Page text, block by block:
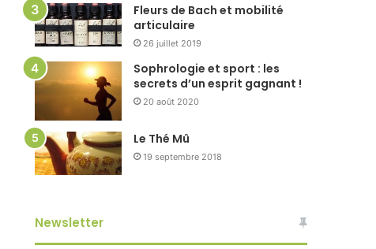
Fleurs de Bach et mobilité
articulaire
26 juillet 2019
Sophrologie et sport : les
secrets d’un esprit gagnant !
20 août 2020
Le Thé Mû
19 septembre 2018
Newsletter